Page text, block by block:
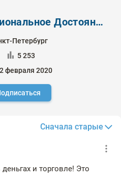
Национальное Достояние ✔️
Петербург
5 253
февраля 2020
Сначала старые
и торговле! Это